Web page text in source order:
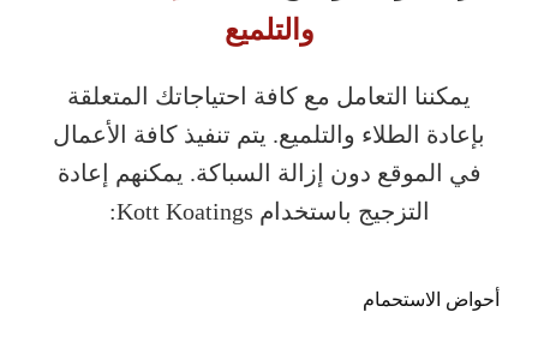
والتلميع
يمكننا التعامل مع كافة احتياجاتك المتعلقة
بإعادة الطلاء والتلميع. يتم تنفيذ كافة الأعمال
في الموقع دون إزالة السباكة. يمكنهم إعادة
التزجيج باستخدام Kott Koatings:
أحواض الاستحمام